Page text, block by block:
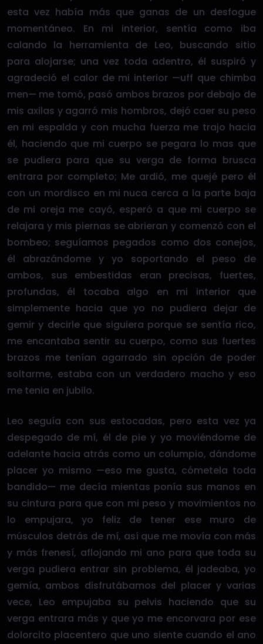
esta vez había más que ganas de un desfogue
momentáneo. En mi interior, sentía como iba
calando la herramienta de Leo, buscando sitio
para alojarse; una vez toda adentro, él suspiró y
agradeció el calor de mi interior —uff que chimba
men— me tomó, pasó ambos brazos por debajo de
mis axilas y agarró mis hombros, dejó caer su peso
en mi espalda y con mucha fuerza me trajo hacia
él, haciendo que mi cuerpo se pegara lo mas que
se pudiera para que su verga de forma brusca
entrara por completo; Me ardió, me quejé pero él
con un mordisco en mi nuca cerca a la parte baja
de mi oreja me cayó, esperó a que mi cuerpo se
relajara y mis piernas se abrieran y comenzó con el
bombeo; seguíamos pegados como dos conejos,
él abrazándome y yo soportando el peso de
ambos, sus embestidas eran precisas, fuertes,
profundas, él tocaba algo en mi interior que
simplemente hacia que yo no pudiera dejar de
gemir y decirle que siguiera porque se sentía rico,
me encantaba sentir su cuerpo, como sus fuertes
brazos me tenían agarrado sin opción de poder
soltarme, estaba con un verdadero macho y eso
me tenia en jubilo.
Leo seguía con sus estocadas, pero esta vez ya
despegado de mí, él de pie y yo moviéndome de
adelante hacia atrás como un columpio, dándome
placer yo mismo —eso me gusta, cómetela toda
bandido— me decía mientas ponía sus manos en
su cintura para que con mi peso y movimientos no
lo empujara, yo feliz de tener ese muro de
músculos detrás de mí, así que me movía con más
y más frenesí, aflojando mi ano para que toda su
verga pudiera entrar sin problema, él jadeaba, yo
gemía, ambos disfrutábamos del placer y varias
vece, Leo empujaba su pelvis haciendo que su
verga entrara más y que yo me encorvara por ese
dolorcito placentero que uno siente cuando el ano